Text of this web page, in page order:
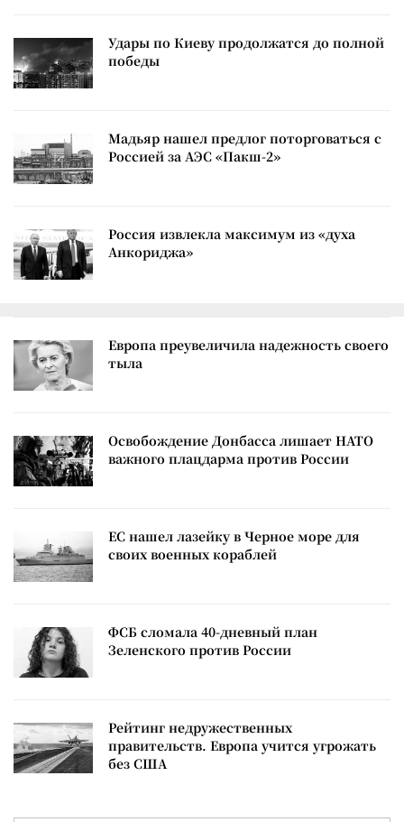
Удары по Киеву продолжатся до полной
победы
Мадьяр нашел предлог поторговаться с
Россией за АЭС «Пакш-2»
Россия извлекла максимум из «духа
Анкориджа»
Европа преувеличила надежность своего
тыла
Освобождение Донбасса лишает НАТО
важного плацдарма против России
ЕС нашел лазейку в Черное море для
своих военных кораблей
ФСБ сломала 40-дневный план
Зеленского против России
Рейтинг недружественных
правительств. Европа учится угрожать
без США